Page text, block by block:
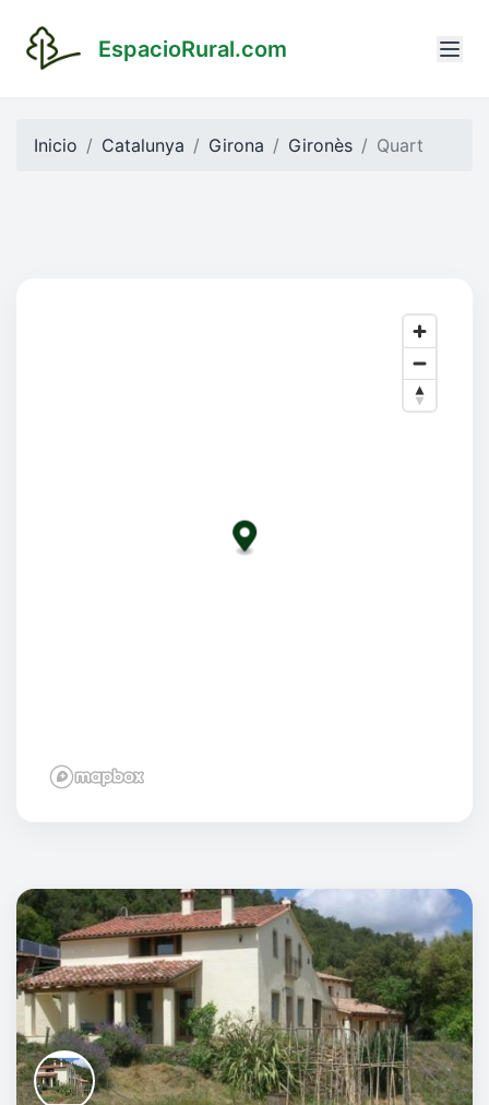
EspacioRural.com
Inicio Catalunya Girona Gironès Quart